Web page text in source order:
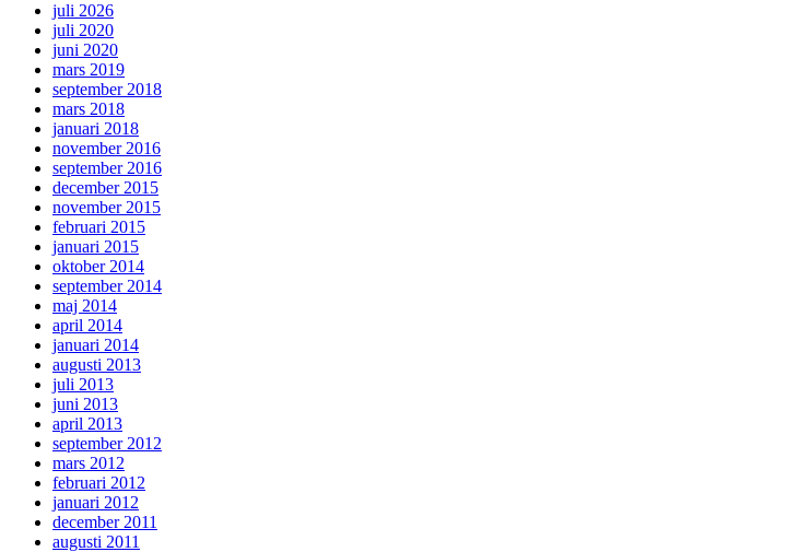
juli 2026
juli 2020
juni 2020
mars 2019
september 2018
mars 2018
januari 2018
november 2016
september 2016
december 2015
november 2015
februari 2015
januari 2015
oktober 2014
september 2014
maj 2014
april 2014
januari 2014
augusti 2013
juli 2013
juni 2013
april 2013
september 2012
mars 2012
februari 2012
januari 2012
december 2011
augusti 2011